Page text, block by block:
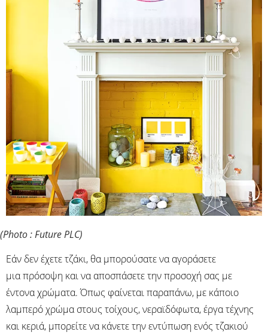
(Photo : Future PLC)
Εάν δεν έχετε τζάκι, θα μπορούσατε να αγοράσετε
μια πρόσοψη και να αποσπάσετε την προσοχή σας με
έντονα χρώματα. Όπως φαίνεται παραπάνω, με κάποιο
λαμπερό χρώμα στους τοίχους, νεραϊδόφωτα, έργα τέχνης
και κεριά, μπορείτε να κάνετε την εντύπωση ενός τζακιού